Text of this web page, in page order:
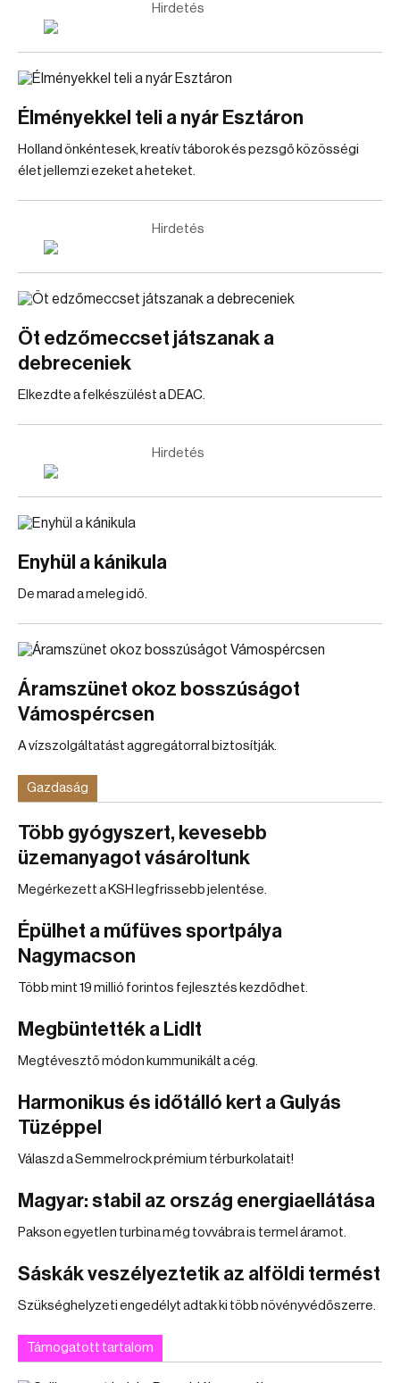
Hirdetés
Élményekkel teli a nyár Esztáron
Holland önkéntesek, kreatív táborok és pezsgő közösségi
élet jellemzi ezeket a heteket.
Hirdetés
Öt edzőmeccset játszanak a
debreceniek
Elkezdte a felkészülést a DEAC.
Hirdetés
Enyhül a kánikula
De marad a meleg idő.
Áramszünet okoz bosszúságot
Vámospércsen
A vízszolgáltatást aggregátorral biztosítják.
Gazdaság
Több gyógyszert, kevesebb
üzemanyagot vásároltunk
Megérkezett a KSH legfrissebb jelentése.
Épülhet a műfüves sportpálya
Nagymacson
Több mint 19 millió forintos fejlesztés kezdődhet.
Megbüntették a Lidlt
Megtévesztő módon kummunikált a cég.
Harmonikus és időtálló kert a Gulyás
Tüzéppel
Válaszd a Semmelrock prémium térburkolatait!
Magyar: stabil az ország energiaellátása
Pakson egyetlen turbina még tovvábra is termel áramot.
Sáskák veszélyeztetik az alföldi termést
Szükséghelyzeti engedélyt adtak ki több növényvédőszerre.
Támogatott tartalom